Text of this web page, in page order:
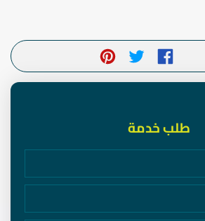
طلب خدمة